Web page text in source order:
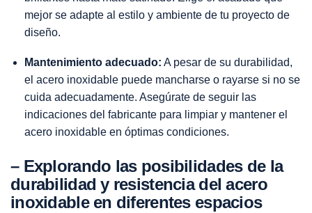
mejor se adapte al estilo y ambiente de tu proyecto de
diseño.
Mantenimiento adecuado: A pesar de su durabilidad,
el acero inoxidable puede mancharse o rayarse si no se
cuida adecuadamente. Asegúrate de seguir las
indicaciones del fabricante para limpiar y mantener el
acero inoxidable en óptimas condiciones.
– Explorando las posibilidades de la
durabilidad y resistencia del acero
inoxidable en diferentes espacios